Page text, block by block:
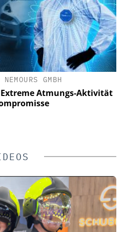
GMBH
Extreme Atmungs-Aktivität